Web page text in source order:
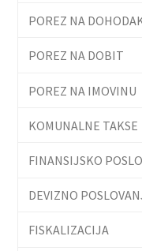
POREZ NA
POREZ NA DOBIT
POREZ NA IMOVINU
KOMUNALNE TAKSE
FINANSIJSKO
DEVIZNO
FISKALIZACIJA